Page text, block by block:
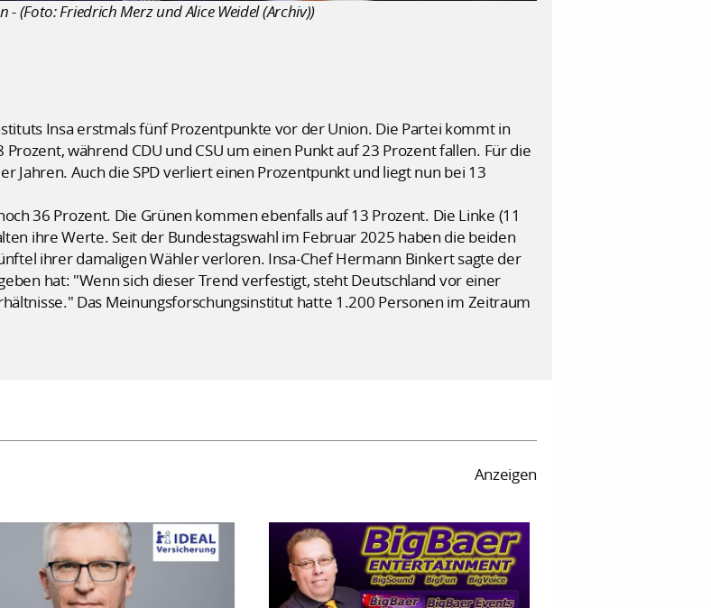
(Foto: Friedrich Merz und Alice Weidel (Archiv))
Insa erstmals fünf Prozentpunkte vor der Union. Die Partei kommt in
während CDU und CSU um einen Punkt auf 23 Prozent fallen. Für die
Jahren. Auch die SPD verliert einen Prozentpunkt und liegt nun bei 13
36 Prozent. Die Grünen kommen ebenfalls auf 13 Prozent. Die Linke (11
ihre Werte. Seit der Bundestagswahl im Februar 2025 haben die beiden
ihrer damaligen Wähler verloren. Insa-Chef Hermann Binkert sagte der
hat: "Wenn sich dieser Trend verfestigt, steht Deutschland vor einer
Das Meinungsforschungsinstitut hatte 1.200 Personen im Zeitraum
Anzeigen